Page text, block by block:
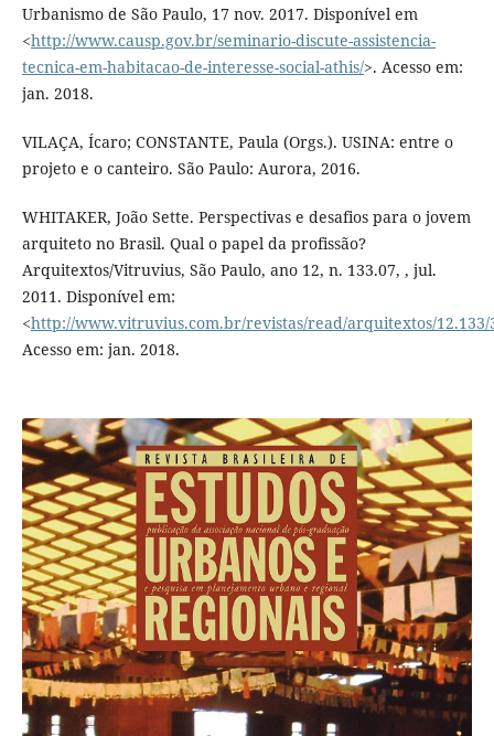
Urbanismo de São Paulo, 17 nov. 2017. Disponível em
<http://www.causp.gov.br/seminario-discute-assistencia-
tecnica-em-habitacao-de-interesse-social-athis/>. Acesso em:
jan. 2018.
VILAÇA, Ícaro; CONSTANTE, Paula (Orgs.). USINA: entre o
projeto e o canteiro. São Paulo: Aurora, 2016.
WHITAKER, João Sette. Perspectivas e desafios para o jovem
arquiteto no Brasil. Qual o papel da profissão?
Arquitextos/Vitruvius, São Paulo, ano 12, n. 133.07, , jul.
2011. Disponível em:
<http://www.vitruvius.com.br/revistas/read/arquitextos/12.133/
Acesso em: jan. 2018.